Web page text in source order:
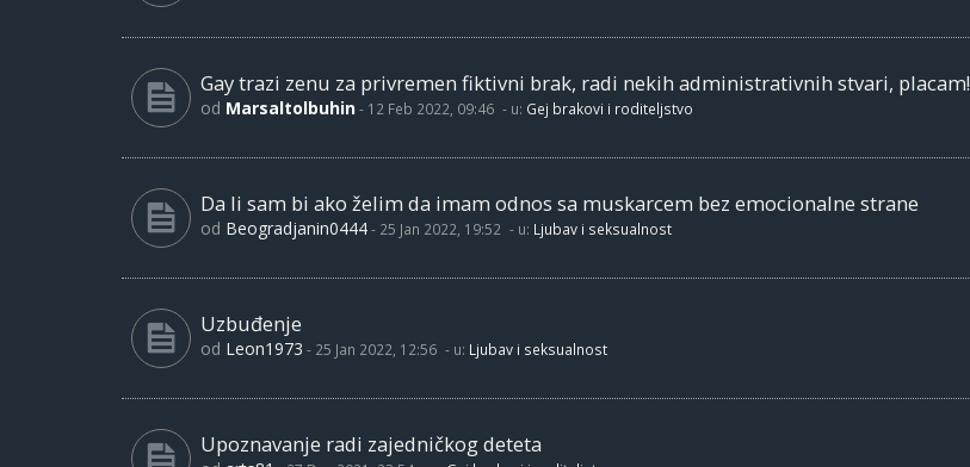
Gay trazi zenu za privremen fiktivni brak, radi nekih administrativnih stvari, placam!
od Marsaltolbuhin- 12 Feb 2022, 09:46 - u: Gej brakovi i roditeljstvo
Da li sam bi ako želim da imam odnos sa muskarcem bez emocionalne strane
od Beogradjanin0444- 25 Jan 2022, 19:52 - u: Ljubav i seksualnost
Uzbuđenje
od Leon1973 - 25 Jan 2022, 12:56 - u: Ljubav i seksualnost
Upoznavanje radi zajedničkog deteta